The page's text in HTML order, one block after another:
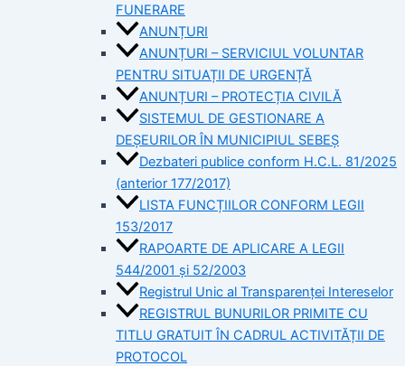
FUNERARE
ANUNȚURI
ANUNȚURI – SERVICIUL VOLUNTAR
PENTRU SITUAȚII DE URGENȚĂ
ANUNȚURI – PROTECȚIA CIVILĂ
SISTEMUL DE GESTIONARE A
DEȘEURILOR ÎN MUNICIPIUL SEBEȘ
Dezbateri publice conform H.C.L. 81/2025
(anterior 177/2017)
LISTA FUNCȚIILOR CONFORM LEGII
153/2017
RAPOARTE DE APLICARE A LEGII
544/2001 și 52/2003
Registrul Unic al Transparenței Intereselor
REGISTRUL BUNURILOR PRIMITE CU
TITLU GRATUIT ÎN CADRUL ACTIVITĂȚII DE
PROTOCOL